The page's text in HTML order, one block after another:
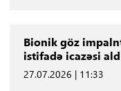
Bionik göz
istifadə icazəsi
27.07.2026 | 11:33